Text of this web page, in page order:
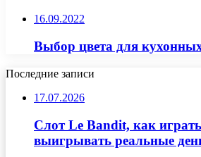
16.09.2022
Выбор цвета для
Последние записи
17.07.2026
Слот Le Bandit, как
выигрывать реальные